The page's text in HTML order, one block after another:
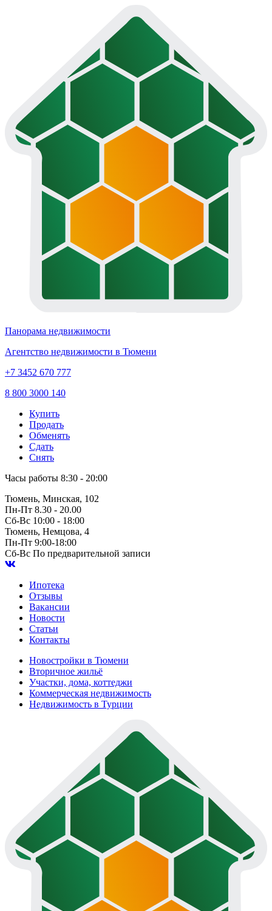
Панорама недвижимости
Агентство недвижимости в Тюмени
+7 3452 670 777
8 800 3000 140
Купить
Продать
Обменять
Сдать
Снять
Часы работы 8:30 - 20:00
Тюмень, Минская, 102
Пн-Пт 8.30 - 20.00
Сб-Вс 10:00 - 18:00
Тюмень, Немцова, 4
Пн-Пт 9:00-18:00
Сб-Вс По предварительной записи
Ипотека
Отзывы
Вакансии
Новости
Статьи
Контакты
Новостройки в Тюмени
Вторичное жильё
Участки, дома, коттеджи
Коммерческая недвижимость
Недвижимость в Турции